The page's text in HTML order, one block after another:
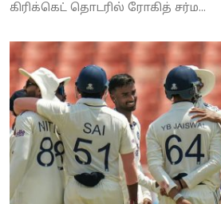
கிரிக்கெட் தொடரில் ரோகித் சர்ம...